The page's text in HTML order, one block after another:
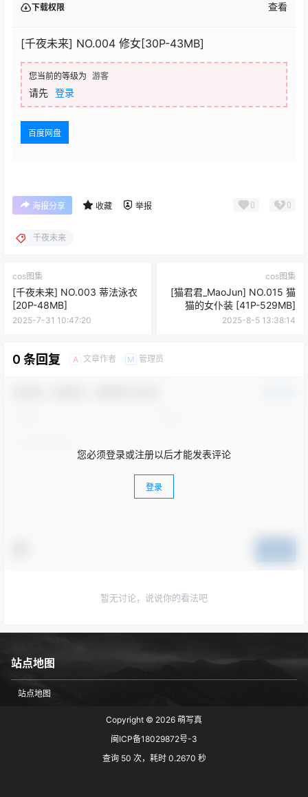
下载权限 查看
[千夜未来] NO.004 修女[30P-43MB]
您当前的等级为 游客
请先 登录
百度网盘
海报分享 收藏 举报 0 0
千夜未来
cos图集
[千夜未来] NO.003 蒂法泳衣
[20P-48MB]
2025-7-31 10:47:20
cos图集
[猫君君_MaoJun] NO.015 猫
猫的女仆装 [41P-529MB]
2025-8-5 13:38:14
0 条回复 A 文章作者 M 管理员
您必须登录或注册以后才能发表评论
登录
暂无讨论，说说你的看法吧
站点地图
站点地图
Copyright © 2026 萌写真
闽ICP备18029872号-3
查询 50 次，耗时 0.2670 秒